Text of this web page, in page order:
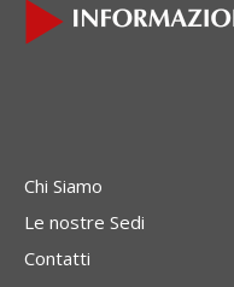
Chi Siamo
Le nostre Sedi
Contatti